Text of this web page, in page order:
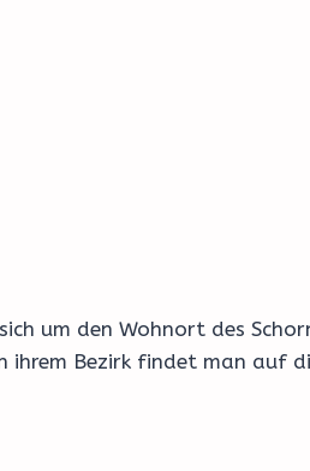
um den Wohnort des
ihrem Bezirk findet man auf